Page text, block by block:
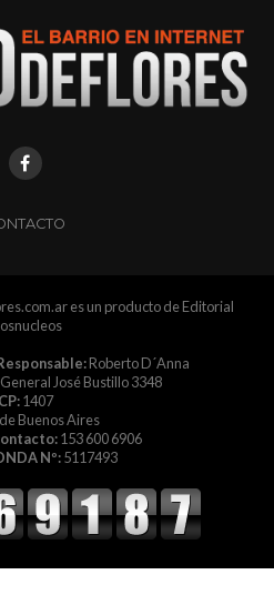
es un producto de Editorial
Roberto D´Anna
General José Bustillo 3348
CP:1407
Buenos Aires
153 600 6906
Nº:5117493